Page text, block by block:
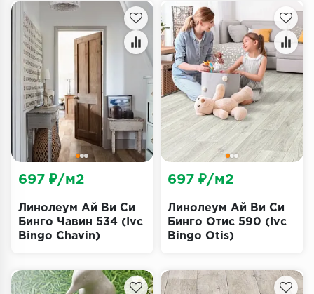
Инженерная доска
Паркетная доска
Террасная доска
Пробковое покрытие
Ковровая плитка
Подложка
Линолеум Ай Ви Си
Бинго Чавин 534 (Ivc
Bingo Chavin)
697 ₽/м2
Линолеум Ай Ви Си
Бинго Отис 590 (Ivc
Bingo Otis)
697 ₽/м2